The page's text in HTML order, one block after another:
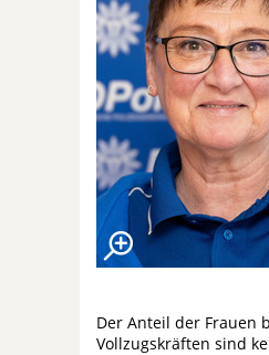
Der Anteil der Frauen
Vollzugskräften sind